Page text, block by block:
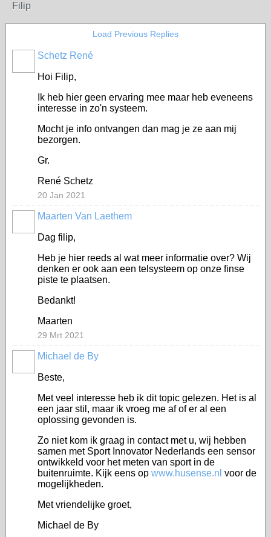
Filip
Load Previous Replies
Schetz René
Hoi Filip,
Ik heb hier geen ervaring mee maar heb eveneens
interesse in zo'n systeem.
Mocht je info ontvangen dan mag je ze aan mij
bezorgen.
Gr.
René Schetz
20 Jan 2021
Maarten Van Laethem
Dag filip,
Heb je hier reeds al wat meer informatie over? Wij
denken er ook aan een telsysteem op onze finse
piste te plaatsen.
Bedankt!
Maarten
29 Mrt 2021
Michael de By
Beste,
Met veel interesse heb ik dit topic gelezen. Het is al
een jaar stil, maar ik vroeg me af of er al een
oplossing gevonden is.
Zo niet kom ik graag in contact met u, wij hebben
samen met Sport Innovator Nederlands een sensor
ontwikkeld voor het meten van sport in de
buitenruimte. Kijk eens op www.husense.nl voor de
mogelijkheden.
Met vriendelijke groet,
Michael de By